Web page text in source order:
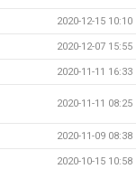
2020-12-15 10:10
2020-12-07 15:55
2020-11-11 16:33
2020-11-11 08:25
2020-11-09 08:38
2020-10-15 10:58